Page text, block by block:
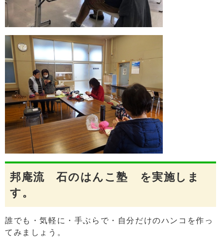
邦庵流 石のはんこ塾 を実施しま
す。
誰でも・気軽に・手ぶらで・自分だけのハンコを作っ
てみましょう。